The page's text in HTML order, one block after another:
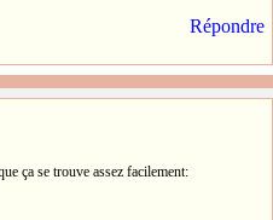
Répondre
ça se trouve assez facilement: